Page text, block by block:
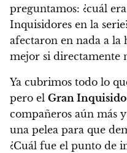
preguntamos: ¿cuál
Inquisidores en la
afectaron en nada a la
mejor si directamente
Ya cubrimos todo lo
pero el Gran
compañeros aún más
una pelea para que
¿Cuál fue el punto de